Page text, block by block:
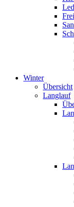
Winter
Übersicht
Langlauf